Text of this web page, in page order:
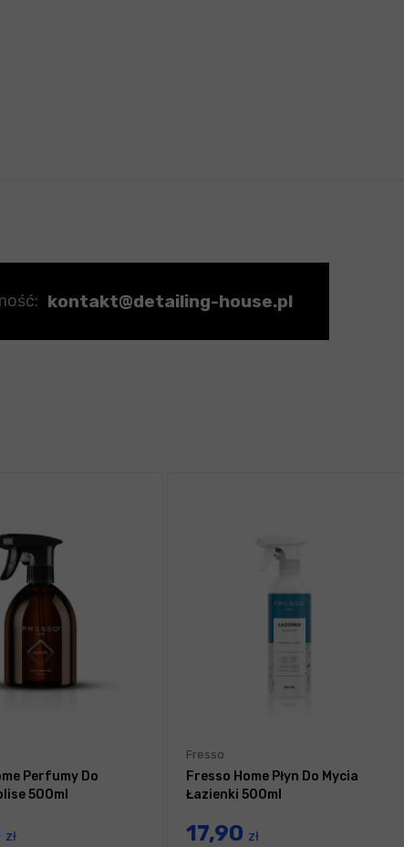
kontakt@detailing-house.pl
Perfumy Do
500ml
zł
Fresso
Fresso Home Płyn Do Mycia
Łazienki 500ml
17,90 zł